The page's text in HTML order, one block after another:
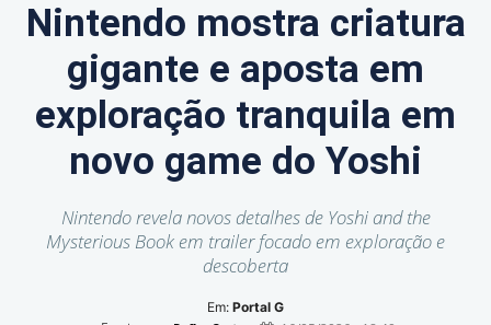
Nintendo mostra criatura
gigante e aposta em
exploração tranquila em
novo game do Yoshi
Nintendo revela novos detalhes de Yoshi and the
Mysterious Book em trailer focado em exploração e
descoberta
Em: Portal G